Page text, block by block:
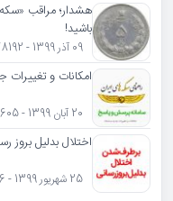
باشید!
09 آذر 1399 - 78192 بازدید - 60 نظر
امکانات و
20 آبان 1399 - 26605 بازدید - 20 نظر
اختلال بدلیل بروز
25 شهریور 1399 - 19436 بازدید - 6 نظر